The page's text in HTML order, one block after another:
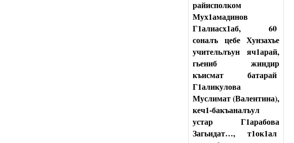
райисполком
Мух1амадинов
Г1алиасх1аб, 60
соналъ цебе Хунзахъе
учительлъун яч1арай,
гьениб жиндир
къисмат батарай
Г1аликулова
Муслимат (Валентина),
кеч1-бакъаналъул
устар Г1арабова
Загьидат…, т1ок1ал